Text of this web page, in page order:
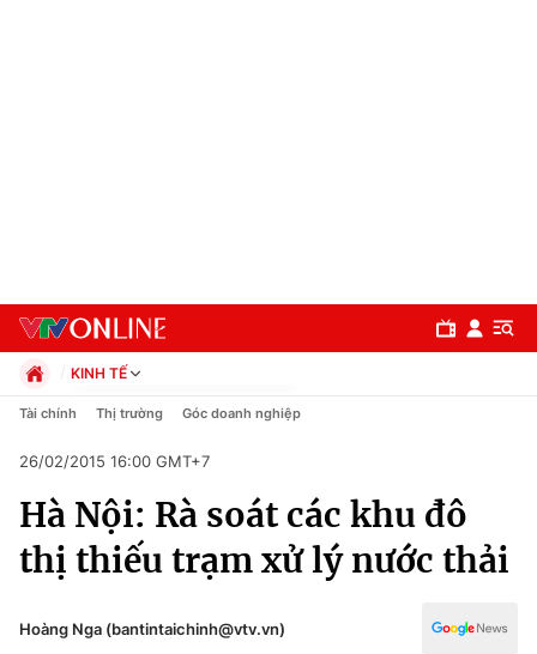
Chuyên mục
Chính trị
KINH TẾ
Chính trị
Pháp luật
Kinh tế
Thể thao
Truyền hình
Y tế
Tài chính Thị trường Góc doanh nghiệp
26/02/2015 16:00 GMT+7
Hà Nội: Rà soát các khu đô
thị thiếu trạm xử lý nước thải
Hoàng Nga (bantintaichinh@vtv.vn)